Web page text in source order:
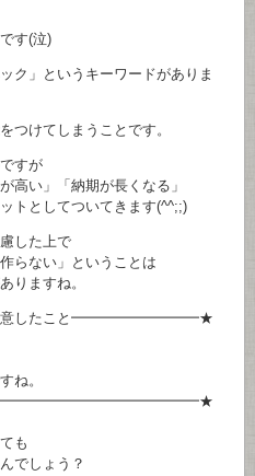
(泣)
」というキーワードがありま
けてしまうことです。
すが
い」「納期が長くなる」
としてついてきます(^^;;)
した上で
ない」ということは
ますね。
意したこと━━━━━━━━━★
。
も
でしょう？